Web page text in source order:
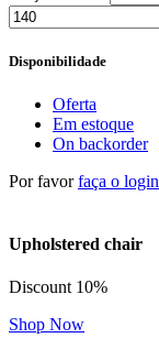
Disponibilidade
Oferta
Em estoque
On backorder
Por favorfaça o login
Upholstered chair
Discount 10%
Shop Now